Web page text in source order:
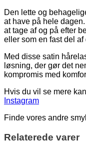
Den lette og
at have på hele
at tage af og på efter
eller som en fast del
Med disse satin
løsning, der gør det
kompromis med
Hvis du vil se mere
Instagram
Finde vores andre
Relaterede varer